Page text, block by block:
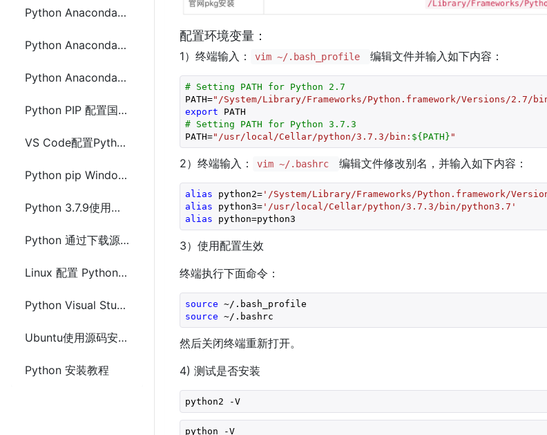
Python Anaconda(conda) 在 Windows 上安装配置
Python Anaconda(conda)在 Linux上安装配置
Python Anaconda(conda)在 Mac上安装配置
Python PIP 配置国内源的方法
VS Code配置Python虚拟环境(venv)和代码自动补全(智能提示)
Python pip Windows上安装与配置方法(Python 2和Python 3)
Python 3.7.9使用源码在Linux上下载配置安装方法及步骤
Python 通过下载源码在Linux上安装指定版本的方法及步骤
Linux 配置 Python3 开发环境（Python2和Python3同时可用）
Python Visual Studio Code(VS Code) 安装配置及使用
Ubuntu使用源码安装Python3方法及步骤
Python 安装教程
配置环境变量：
1）终端输入： vim ~/.bash_profile 编辑文件并输入如下内容：
# Setting PATH for Python 2.7
PATH="/System/Library/Frameworks/Python.framework/Versions/2.7/
export
# Setting PATH for Python 3.7.3
PATH="/usr/local/Cellar/python/3.7.3/bin: ${PATH} "
2）终端输入： vim ~/.bashrc 编辑文件修改别名，并输入如下内容：
alias python2='/System/Library/Frameworks/Python.framework/
alias python3='/usr/local/Cellar/python/3.7.3/bin/python3.7'
alias python=python3
3）使用配置生效
终端执行下面命令：
source ~/.bash_profile
source ~/.bashrc
然后关闭终端重新打开。
4) 测试是否安装
python2 -V
python -V